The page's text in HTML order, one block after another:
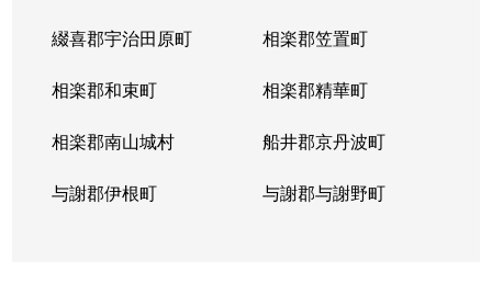
綴喜郡宇治田原町 相楽郡笠置町
相楽郡和束町 相楽郡精華町
相楽郡南山城村 船井郡京丹波町
与謝郡伊根町 与謝郡与謝野町